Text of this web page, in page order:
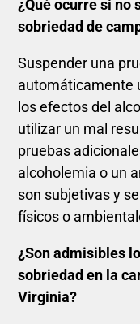
¿Qué ocurre si no
sobriedad de
Suspender una
automáticamente
los efectos del
utilizar un mal
pruebas
alcoholemia o un
son subjetivas y
físicos o
¿Son admisibles
sobriedad en la
Virginia?